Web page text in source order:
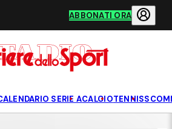
ABBONATI ORA
SERIE ACALCIOTENNIS